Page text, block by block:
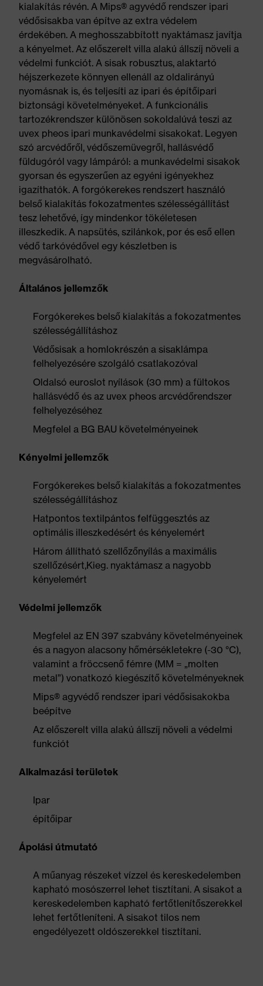
kialakítás révén. A Mips® agyvédő rendszer ipari
védősisakba van építve az extra védelem
érdekében. A meghosszabbított nyaktámasz javítja
a kényelmet. Az előszerelt villa alakú állszíj növeli a
védelmi funkciót. A sisak robusztus, alaktartó
héjszerkezete könnyen ellenáll az oldalirányú
nyomásnak is, és teljesíti az ipari és építőipari
biztonsági követelményeket. A funkcionális
tartozékrendszer különösen sokoldalúvá teszi az
uvex pheos ipari munkavédelmi sisakokat. Legyen
szó arcvédőről, védőszemüvegről, hallásvédő
füldugóról vagy lámpáról: a munkavédelmi sisakok
gyorsan és egyszerűen az egyéni igényekhez
igazíthatók. A forgókerekes rendszert használó
belső kialakítás fokozatmentes szélességállítást
tesz lehetővé, így mindenkor tökéletesen
illeszkedik. A napsütés, szilánkok, por és eső ellen
védő tarkóvédővel egy készletben is
megvásárolható.
Általános jellemzők
Forgókerekes belső kialakítás a fokozatmentes
szélességállításhoz
Védősisak a homlokrészén a sisaklámpa
felhelyezésére szolgáló csatlakozóval
Oldalsó euroslot nyílások (30 mm) a fültokos
hallásvédő és az uvex pheos arcvédőrendszer
felhelyezéséhez
Megfelel a BG BAU követelményeinek
Kényelmi jellemzők
Forgókerekes belső kialakítás a fokozatmentes
szélességállításhoz
Hatpontos textilpántos felfüggesztés az
optimális illeszkedésért és kényelemért
Három állítható szellőzőnyílás a maximális
szellőzésért,Kieg. nyaktámasz a nagyobb
kényelemért
Védelmi jellemzők
Megfelel az EN 397 szabvány követelményeinek
és a nagyon alacsony hőmérsékletekre (-30 °C),
valamint a fröccsenő fémre (MM = „molten
metal”) vonatkozó kiegészítő követelményeknek
Mips® agyvédő rendszer ipari védősisakokba
beépítve
Az előszerelt villa alakú állszíj növeli a védelmi
funkciót
Alkalmazási területek
Ipar
építőipar
Ápolási útmutató
A műanyag részeket vízzel és kereskedelemben
kapható mosószerrel lehet tisztítani. A sisakot a
kereskedelemben kapható fertőtlenítőszerekkel
lehet fertőtleníteni. A sisakot tilos nem
engedélyezett oldószerekkel tisztítani.